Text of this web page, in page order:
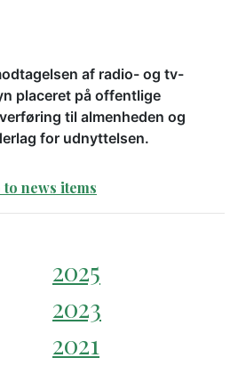
af radio- og tv-
placeret på offentlige
til almenheden og
for udnyttelsen.
to news items
2025
2023
2021